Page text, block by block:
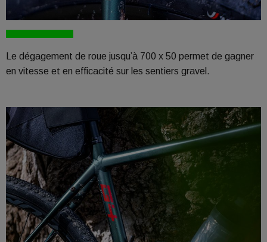
Le dégagement de roue jusqu’à 700 x 50 permet de gagner
en vitesse et en efficacité sur les sentiers gravel.